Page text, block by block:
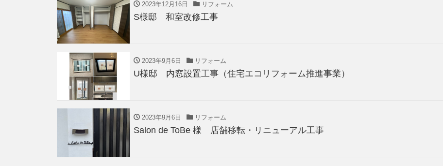
2023年12月16日 リフォーム
S様邸 和室改修工事
2023年9月6日 リフォーム
U様邸 内窓設置工事（住宅エコリフォーム推進事業）
2023年9月6日 リフォーム
Salon de ToBe 様 店舗移転・リニューアル工事